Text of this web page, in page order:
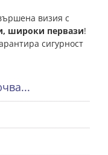
визия с
широки первази!
сигурност